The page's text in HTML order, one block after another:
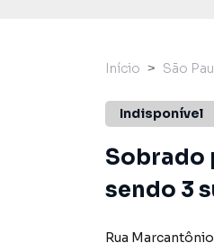
Início São
Indisponível
Sobrado
sendo 3
Rua